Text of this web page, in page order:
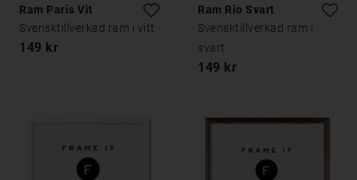
Ram Paris Vit
Svensktillverkad ram i vitt
149 kr
Ram Rio Svart
Svensktillverkad ram i
svart
149 kr